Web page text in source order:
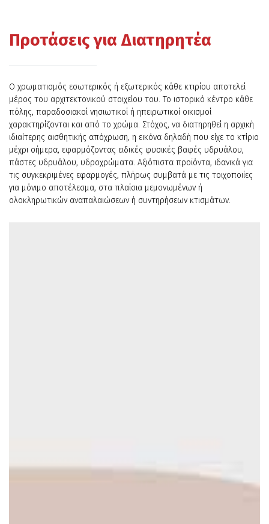
Προτάσεις για Διατηρητέα
Ο χρωματισμός εσωτερικός ή εξωτερικός κάθε κτιρίου αποτελεί
μέρος του αρχιτεκτονικού στοιχείου του. Το ιστορικό κέντρο κάθε
πόλης, παραδοσιακοί νησιωτικοί ή ηπειρωτικοί οικισμοί
χαρακτηρίζονται και από το χρώμα. Στόχος, να διατηρηθεί η αρχική
ιδιαίτερης αισθητικής απόχρωση, η εικόνα δηλαδή που είχε το κτίριο
μέχρι σήμερα, εφαρμόζοντας ειδικές φυσικές βαφές υδρυάλου,
πάστες υδρυάλου, υδροχρώματα. Αξιόπιστα προϊόντα, ιδανικά για
τις συγκεκριμένες εφαρμογές, πλήρως συμβατά με τις τοιχοποιίες
για μόνιμο αποτέλεσμα, στα πλαίσια μεμονωμένων ή
ολοκληρωτικών αναπαλαιώσεων ή συντηρήσεων κτισμάτων.